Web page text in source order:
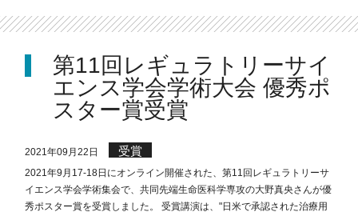
第11回レギュラトリーサイ
エンス学会学術大会 優秀ポ
スター賞受賞
2021年09月22日 受賞
2021年9月17-18日にオンライン開催された、第11回レギュラトリーサ
イエンス学会学術集会で、共同先端生命医科学専攻の大野真央さんが優
秀ポスター賞を受賞しました。 受賞講演は、"日米で承認された治療用